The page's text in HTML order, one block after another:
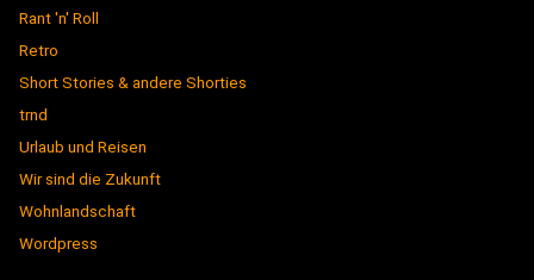
Rant 'n' Roll
Retro
Short Stories & andere Shorties
trnd
Urlaub und Reisen
Wir sind die Zukunft
Wohnlandschaft
Wordpress